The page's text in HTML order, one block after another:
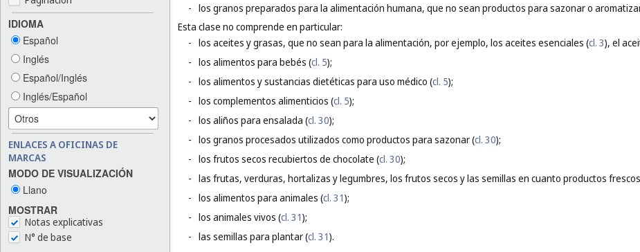
IDIOMA
Español
Inglés
Español/Inglés
Inglés/Español
ENLACES A OFICINAS DE
MARCAS
MODO DE VISUALIZACIÓN
Llano
MOSTRAR
Notas explicativas
N° de base
- los granos preparados para la alimentación humana, que no sean productos para sazonar o
Esta clase no comprende en particular:
- los aceites y grasas, que no sean para la alimentación, por ejemplo, los aceites esenciales (cl. 3), el
- los alimentos para bebés (cl. 5);
- los alimentos y sustancias dietéticas para uso médico (cl. 5);
- los complementos alimenticios (cl. 5);
- los aliños para ensalada (cl. 30);
- los granos procesados utilizados como productos para sazonar (cl. 30);
- los frutos secos recubiertos de chocolate (cl. 30);
- las frutas, verduras, hortalizas y legumbres, los frutos secos y las semillas en cuanto productos
- los alimentos para animales (cl. 31);
- los animales vivos (cl. 31);
- las semillas para plantar (cl. 31).